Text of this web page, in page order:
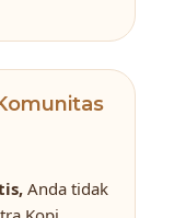
Anda tidak